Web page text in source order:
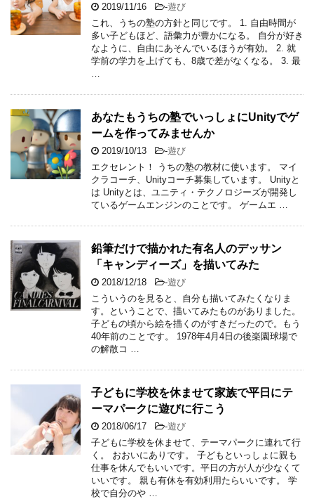
2019/11/16 -遊び
これ、うちの塾の方針と同じです。 1. 自由時間が
多い子どもほど、語彙力が豊かになる。 自分が好き
なように、自由にあそんでいるほうが有効。 2. 就
学前の学力を上げても、8歳で差がなくなる。 3. 最
あなたもうちの塾でいっしょにUnityでゲ
ームを作ってみませんか
2019/10/13 -遊び
エクセレント！ うちの塾の教材に使います。 マイ
クラコーチ、Unityコーチ募集しています。 Unityと
は Unityとは、ユニティ・テクノロジーズが開発し
ているゲームエンジンのことです。 ゲームエ …
鉛筆だけで描かれた有名人のデッサン
「キャンディーズ」を描いてみた
2018/12/18 -遊び
こういうのを見ると、自分も描いてみたくなりま
す。ということで、描いてみたものがありました。
子どもの頃から絵を描くのがすきだったので。もう
40年前のことです。 1978年4月4日の後楽園球場で
の解散コ …
子どもに学校を休ませて家族で平日にテ
ーマパークに遊びに行こう
2018/06/17 -遊び
子どもに学校を休ませて、テーマパークに連れて行
く。 おおいにありです。 子どもといっしょに親も
仕事を休んでもいいです。平日の方が人が少なくて
いいです。 親も有休を有効利用たらいいです。 学
校で自分のや …